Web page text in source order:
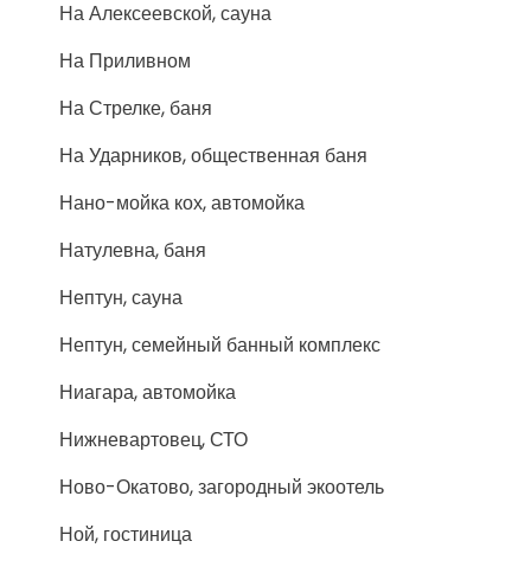
На Алексеевской, сауна
На Приливном
На Стрелке, баня
На Ударников, общественная баня
Нано-мойка кох, автомойка
Натулевна, баня
Нептун, сауна
Нептун, семейный банный комплекс
Ниагара, автомойка
Нижневартовец, СТО
Ново-Окатово, загородный экоотель
Ной, гостиница